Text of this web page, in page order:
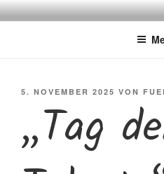
Zum
InhaltGemeinschaftsgrundschule
VERÖFFENTLICHT
5. NOVEMBER 2025 VON
„Tag